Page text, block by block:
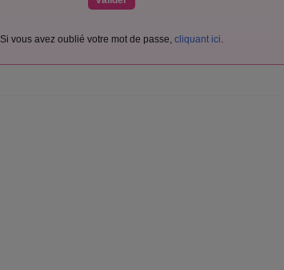
Si vous avez oublié votre mot de passe, cliquant ici.